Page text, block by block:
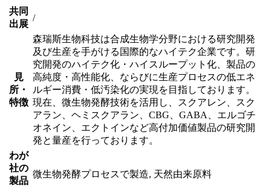
共同
出展
/
見
所・
特徴
森瑞斯生物科技は合成生物学分野における研究開発
及び生産を手がける国際的なハイテク企業です。研
究開発のハイテク化・ハイスループット化、製品の
高純度・高性能化、ならびに生産プロセスの低エネ
ルギー消費・低汚染化の実現を目指しております。
現在、微生物発酵技術を活用し、スクアレン、スク
アラン、ヘミスクアラン、CBG、GABA、エルゴチ
オネイン、エクトインなど高付加価値製品の研究開
発と量産を行っております。
わが
社の
製品
微生物発酵プロセスで製造, 天然由来原料